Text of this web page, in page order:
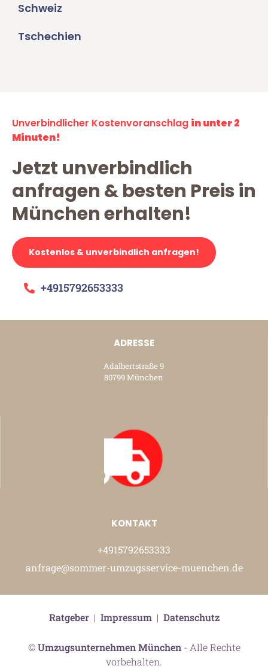
Schweiz
Tschechien
Unverbindlicher Kostenvoranschlag in unter 2
Minuten!
Jetzt unverbindlich
anfragen & besten Preis in
München erhalten!
Kostenlos & unverbindlich anfragen!
+4915792653333
ADRESSE
Adalbertstraße 9
80799 München
KONTAKT
+4915792653333
anfrage@sommer-umzugsservice-muenchen.de
©Umzugsunternehmen München- Alle Rechte
vorbehalten.
Ratgeber| Impressum| Datenschutz